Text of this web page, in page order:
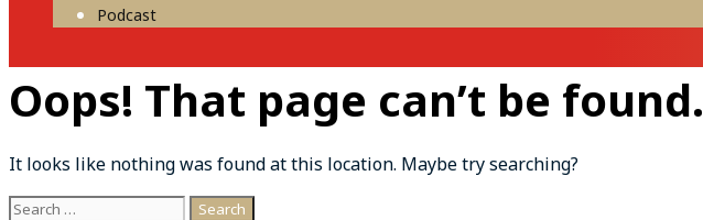
Podcast
Oops! That page can’t be found.
It looks like nothing was found at this location. Maybe try searching?
Search